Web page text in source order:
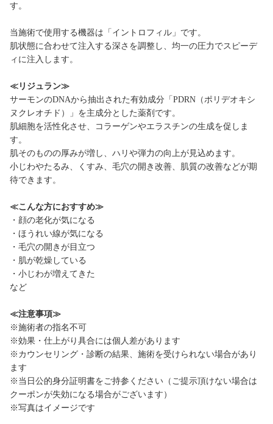
す。
当施術で使用する機器は「イントロフィル」です。
肌状態に合わせて注入する深さを調整し、均一の圧力でスピーデ
ィに注入します。
≪リジュラン≫
サーモンのDNAから抽出された有効成分「PDRN（ポリデオキシ
ヌクレオチド）」を主成分とした薬剤です。
肌細胞を活性化させ、コラーゲンやエラスチンの生成を促しま
す。
肌そのものの厚みが増し、ハリや弾力の向上が見込めます。
小じわやたるみ、くすみ、毛穴の開き改善、肌質の改善などが期
待できます。
≪こんな方におすすめ≫
・顔の老化が気になる
・ほうれい線が気になる
・毛穴の開きが目立つ
・肌が乾燥している
・小じわが増えてきた
など
≪注意事項≫
※施術者の指名不可
※効果・仕上がり具合には個人差があります
※カウンセリング・診断の結果、施術を受けられない場合があり
ます
※当日公的身分証明書をご持参ください（ご提示頂けない場合は
クーポンが失効になる場合がございます）
※写真はイメージです